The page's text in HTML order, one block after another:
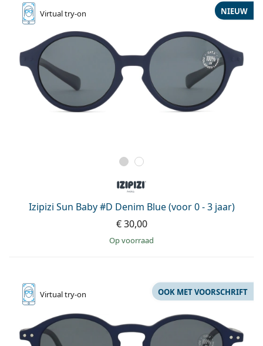
Virtualtry-on
Izipizi Sun Baby #D Denim Blue (voor 0 - 3 jaar)
NIEUW
€ 30,00
op voorraad
Virtualtry-on OOK MET VOORSCHRIFT